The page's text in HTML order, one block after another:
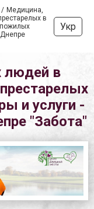
Медицина,
в
Укр
людей в
и услуги -
"Забота"